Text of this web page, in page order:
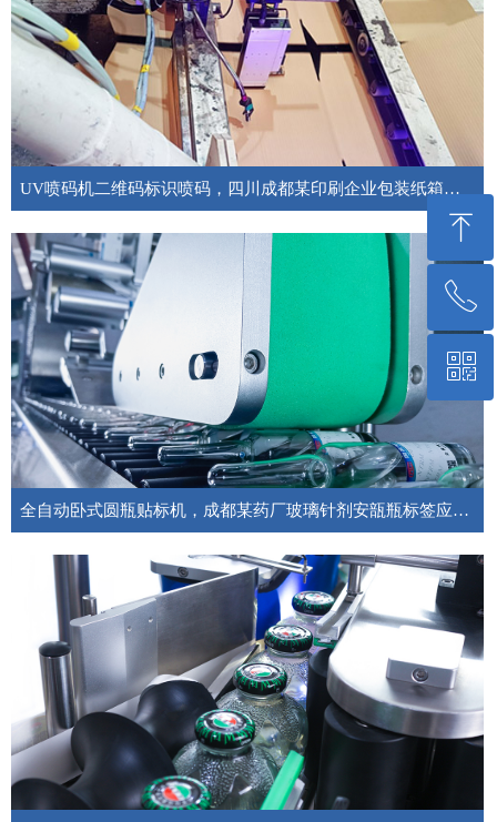
UV喷码机二维码标识喷码，四川成都某印刷企业包装纸箱案例
成都喷码机安装分享，四川成都一家印刷厂的纸箱生产线使用申越81系列UV
喷码机为其生产的纸箱提供二维码标识喷码，满足更多定制订单。
全自动卧式圆瓶贴标机，成都某药厂玻璃针剂安瓿瓶标签应用案例
标应用案例，欢迎来电咨询。
ꁸ
回到顶部
ꂅ
18180524098
ꀥ